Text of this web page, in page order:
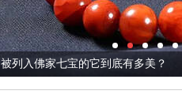
被列入佛家七宝的它到底有多美？